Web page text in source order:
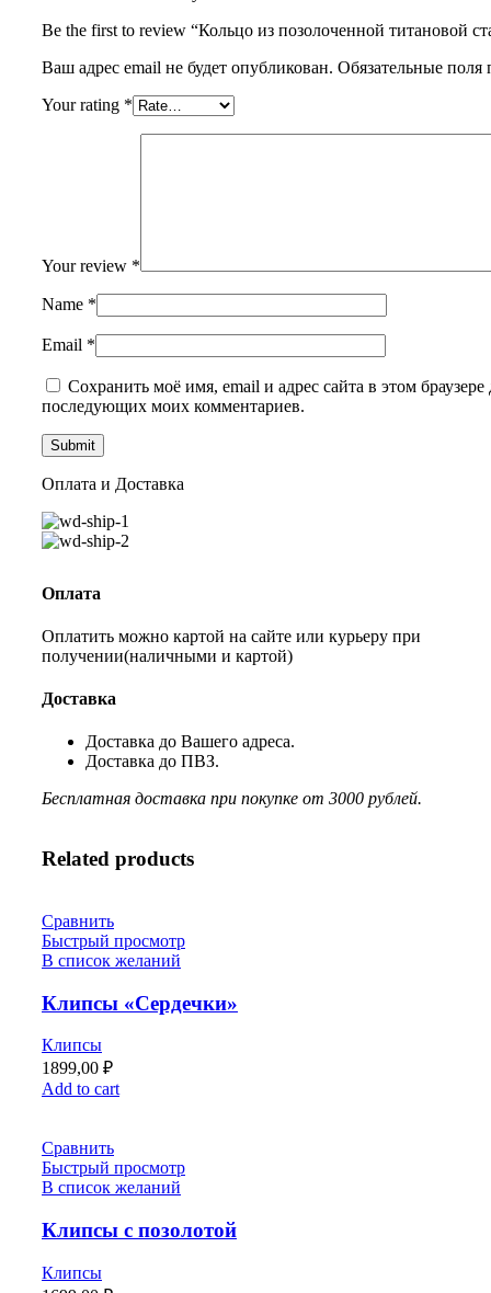
Be the first to review “Кольцо из позолоченной титановой
Ваш адрес email не будет опубликован. Обязательные
Your rating *
Your review *
Name *
Email *
Сохранить моё имя, email и адрес сайта в этом браузере
последующих моих комментариев.
Оплата и Доставка
Оплата
Оплатить можно картой на сайте или курьеру при
получении(наличными и картой)
Доставка
Доставка до Вашего адреса.
Доставка до ПВЗ.
Бесплатная доставка при покупке от 3000 рублей.
Related products
Сравнить
Быстрый просмотр
В список желаний
Клипсы «Сердечки»
Клипсы
1899,00 ₽
Add to cart
Сравнить
Быстрый просмотр
В список желаний
Клипсы с позолотой
Клипсы